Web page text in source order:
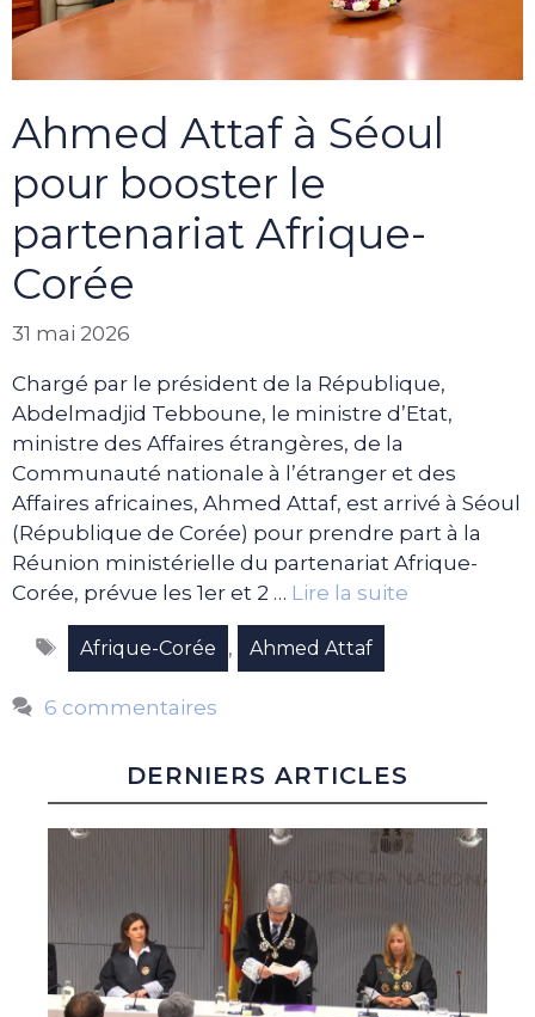
Ahmed Attaf à Séoul
pour booster le
partenariat Afrique-
Corée
31 mai 2026
Chargé par le président de la République,
Abdelmadjid Tebboune, le ministre d’Etat,
ministre des Affaires étrangères, de la
Communauté nationale à l’étranger et des
Affaires africaines, Ahmed Attaf, est arrivé à Séoul
(République de Corée) pour prendre part à la
Réunion ministérielle du partenariat Afrique-
Corée, prévue les 1er et 2 … Lire la suite
Étiquettes
Afrique-Corée , Ahmed Attaf
6 commentaires
DERNIERS ARTICLES